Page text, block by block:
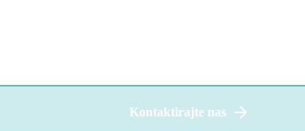
Kontaktirajte nas